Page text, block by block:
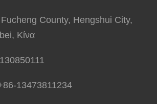
Fucheng County, Hengshui City,
Κίνα
13473811234